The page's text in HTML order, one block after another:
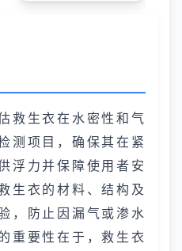
救生衣在水密性和气
测项目，确保其在紧
浮力并保障使用者安
生衣的材料、结构及
，防止因漏气或渗水
重要性在于，救生衣